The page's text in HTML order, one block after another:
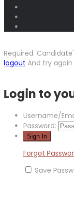
Required
logout And try again
Login to
Username/
Password:
Forgot
Save